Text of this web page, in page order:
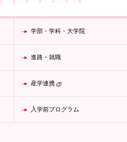
学部・学科・大学院
進路・就職
産学連携
入学前プログラム